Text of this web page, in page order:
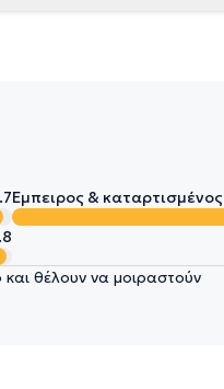
Έμπειρος & καταρτισμένος
θέλουν να μοιραστούν